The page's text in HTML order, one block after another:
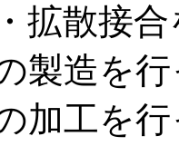
拡散接
製造を
加工を